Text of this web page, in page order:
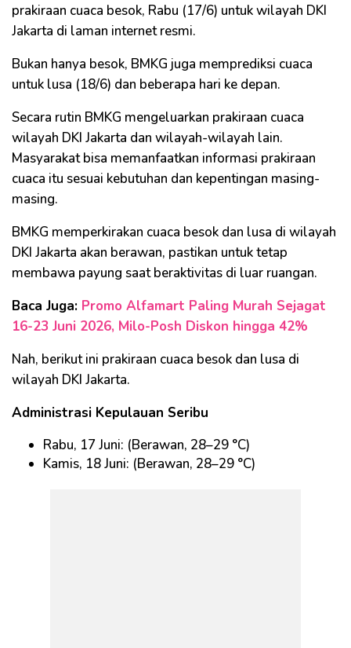
prakiraan cuaca besok, Rabu (17/6) untuk wilayah DKI
Jakarta di laman internet resmi.
Bukan hanya besok, BMKG juga memprediksi cuaca
untuk lusa (18/6) dan beberapa hari ke depan.
Secara rutin BMKG mengeluarkan prakiraan cuaca
wilayah DKI Jakarta dan wilayah-wilayah lain.
Masyarakat bisa memanfaatkan informasi prakiraan
cuaca itu sesuai kebutuhan dan kepentingan masing-
masing.
BMKG memperkirakan cuaca besok dan lusa di wilayah
DKI Jakarta akan berawan, pastikan untuk tetap
membawa payung saat beraktivitas di luar ruangan.
Baca Juga: Promo Alfamart Paling Murah Sejagat
16-23 Juni 2026, Milo-Posh Diskon hingga 42%
Nah, berikut ini prakiraan cuaca besok dan lusa di
wilayah DKI Jakarta.
Administrasi Kepulauan Seribu
Rabu, 17 Juni: (Berawan, 28–29 °C)
Kamis, 18 Juni: (Berawan, 28–29 °C)